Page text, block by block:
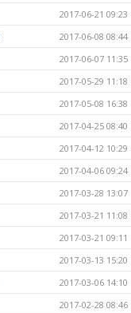
2017-06-21 09:23
2017-06-08 08:44
2017-06-07 11:35
2017-05-29 11:18
2017-05-08 16:38
2017-04-25 08:40
2017-04-12 10:29
2017-04-06 09:24
2017-03-28 13:07
2017-03-21 11:08
2017-03-21 09:11
2017-03-13 15:20
2017-03-06 14:10
2017-02-28 08:46